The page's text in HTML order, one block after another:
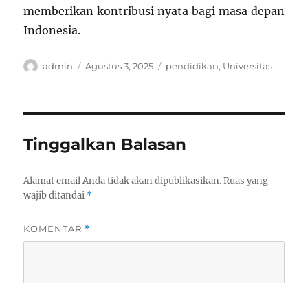
memberikan kontribusi nyata bagi masa depan
Indonesia.
Author
admin
Posted
Agustus 3, 2025 Categories
pendidikan, Universitas
Tinggalkan Balasan
Alamat email Anda tidak akan dipublikasikan. Ruas yang
wajib ditandai *
KOMENTAR *